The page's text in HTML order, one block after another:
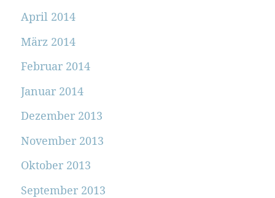
April 2014
März 2014
Februar 2014
Januar 2014
Dezember 2013
November 2013
Oktober 2013
September 2013